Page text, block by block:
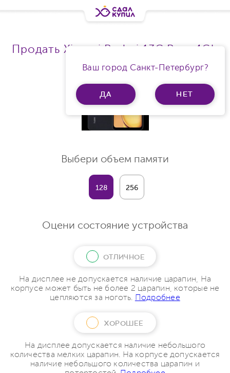
Ваш город Санкт-Петербург?
ДА НЕТ
Продать Xiaomi Redmi 13C Ram 4Gb
Выбери объем памяти
128 256
Оцени состояние устройства
ОТЛИЧНОЕ
На дисплее не допускается наличие царапин, На
корпусе может быть не более 2 царапин, которые не
цепляются за ноготь. Подробнее
ХОРОШЕЕ
На дисплее допускается наличие небольшого
количества мелких царапин. На корпусе допускается
наличие небольшого количества царапин и